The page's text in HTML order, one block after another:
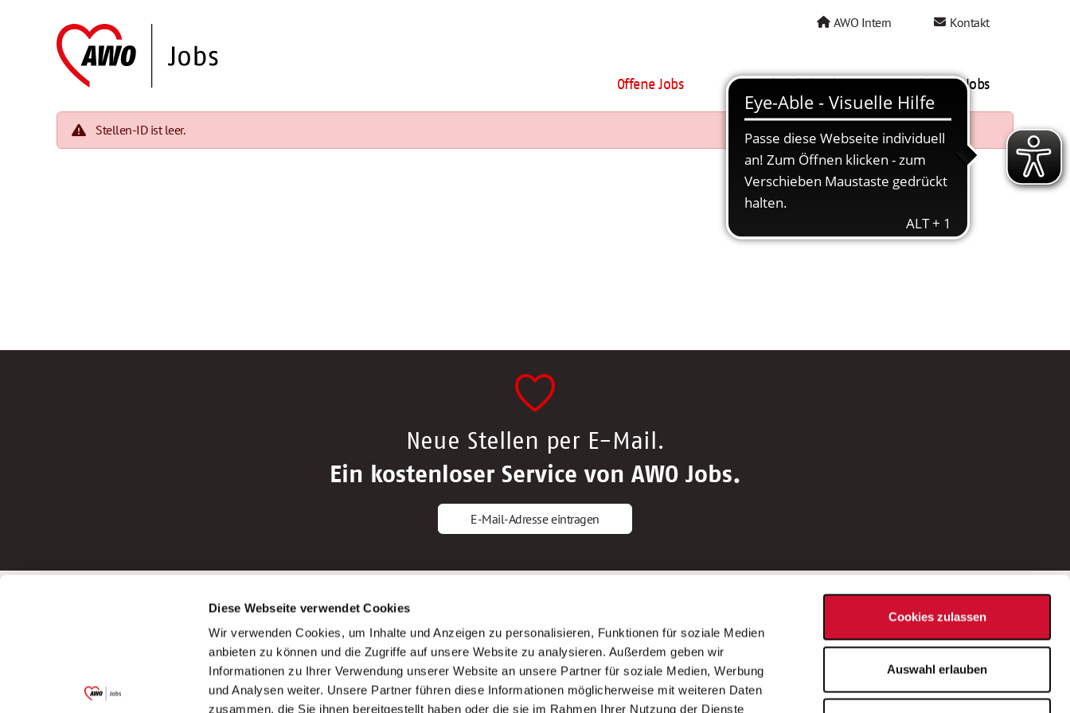
Diese Webseite verwendet Cookies
Wir verwenden Cookies, um Inhalte und Anzeigen zu personalisieren, Funktionen für soziale Medien
anbieten zu können und die Zugriffe auf unsere Website zu analysieren. Außerdem geben wir
Informationen zu Ihrer Verwendung unserer Website an unsere Partner für soziale Medien, Werbung
und Analysen weiter. Unsere Partner führen diese Informationen möglicherweise mit weiteren Daten
zusammen, die Sie ihnen bereitgestellt haben oder die sie im Rahmen Ihrer Nutzung der Dienste
Cookies zulassen
Auswahl erlauben
AWO Intern Kontakt
Offene Jobs AWO als Arbeitgeber Mein AWO Jobs
Stellen-ID ist leer.
Neue Stellen per E-Mail.
Ein kostenloser Service von AWO Jobs.
E-Mail-Adresse eintragen
Garitz Bewirtschaftungsbetriebe GmbH
(Ein Tochterunternehmen des AWO
Bezirksverbandes Unterfranken e.V.)
Bewerbungstipps
Bewerbung als Altenpfleger*in
Bewerbung als Krankenpfleger*in
Bewerbung als Altenpflegehelfer*in
Bewerbung als Erzieher*in
AWO Gliederungen nach Bundesland
Stellenangebote nach Bundesländern
Sitemap
Impressum
Datenschutz
Bei Fragen zu einer Stellenausschreibung
wenden Sie sich bitte an die*den in der
Stellenausschreibung genannte*n